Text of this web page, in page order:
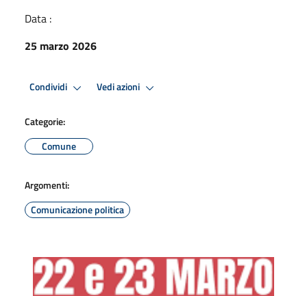
Data :
25 marzo 2026
Condividi Vedi azioni
Categorie:
Comune
Argomenti:
Comunicazione politica